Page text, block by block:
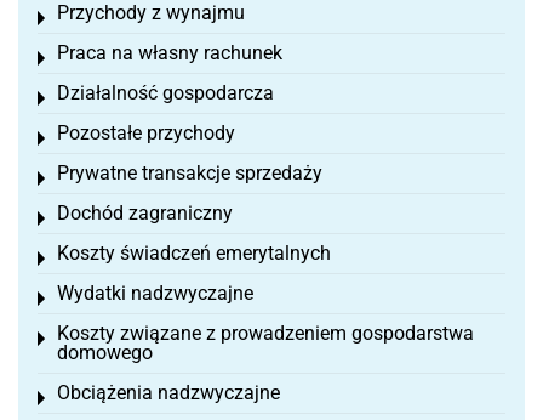
Przychody z wynajmu
Toggle menu
Praca na własny rachunek
Toggle menu
Działalność gospodarcza
Toggle menu
Pozostałe przychody
Toggle menu
Prywatne transakcje sprzedaży
Toggle menu
Dochód zagraniczny
Toggle menu
Koszty świadczeń emerytalnych
Toggle menu
Wydatki nadzwyczajne
Toggle menu
Koszty związane z prowadzeniem gospodarstwa
domowego
Toggle menu
Obciążenia nadzwyczajne
Toggle menu